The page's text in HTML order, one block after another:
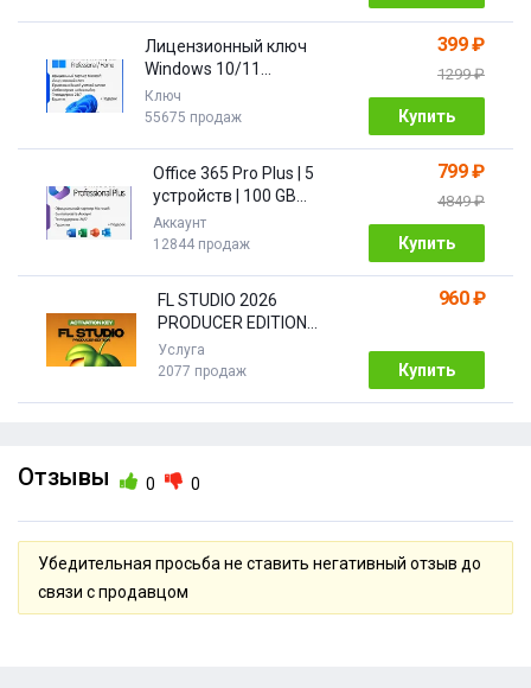
Лицензионный ключ
Windows 10/11
PRO/HOME | с привязкой
Ключ
55675 продаж
399 ₽
1299 ₽
Купить
Office 365 Pro Plus | 5
устройств | 100 GB
Облако| 1 год
Аккаунт
12844 продаж
799 ₽
4849 ₽
Купить
FL STUDIO 2026
PRODUCER EDITION
[Бессрочная]
Услуга
2077 продаж
960 ₽
Купить
Отзывы 0 0
Убедительная просьба не ставить негативный отзыв до
связи с продавцом